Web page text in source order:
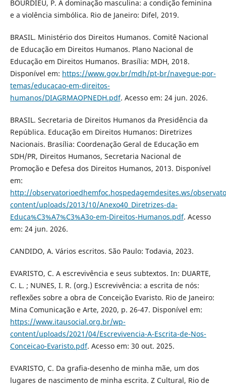
BOURDIEU, P. A dominação masculina: a condição feminina
e a violência simbólica. Rio de Janeiro: Difel, 2019.
BRASIL. Ministério dos Direitos Humanos. Comitê Nacional
de Educação em Direitos Humanos. Plano Nacional de
Educação em Direitos Humanos. Brasília: MDH, 2018.
Disponível em: https://www.gov.br/mdh/pt-br/navegue-por-
temas/educacao-em-direitos-
humanos/DIAGRMAOPNEDH.pdf. Acesso em: 24 jun. 2026.
BRASIL. Secretaria de Direitos Humanos da Presidência da
República. Educação em Direitos Humanos: Diretrizes
Nacionais. Brasília: Coordenação Geral de Educação em
SDH/PR, Direitos Humanos, Secretaria Nacional de
Promoção e Defesa dos Direitos Humanos, 2013. Disponível
em:
http://observatorioedhemfoc.hospedagemdesites.ws/
content/uploads/2013/10/Anexo40_Diretrizes-da-
Educa%C3%A7%C3%A3o-em-Direitos-Humanos.pdf. Acesso
em: 24 jun. 2026.
CANDIDO, A. Vários escritos. São Paulo: Todavia, 2023.
EVARISTO, C. A escrevivência e seus subtextos. In: DUARTE,
C. L. ; NUNES, I. R. (org.) Escrevivência: a escrita de nós:
reflexões sobre a obra de Conceição Evaristo. Rio de Janeiro:
Mina Comunicação e Arte, 2020, p. 26-47. Disponível em:
https://www.itausocial.org.br/wp-
content/uploads/2021/04/Escrevivencia-A-Escrita-de-Nos-
Conceicao-Evaristo.pdf. Acesso em: 30 out. 2025.
EVARISTO, C. Da grafia-desenho de minha mãe, um dos
lugares de nascimento de minha escrita. Z Cultural, Rio de